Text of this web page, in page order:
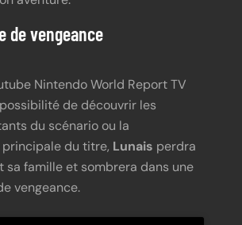
de vengeance
Nintendo World Report TV
de découvrir les
du scénario ou la
du titre, Lunais perdra
sa famille et sombrera dans une
vengeance.